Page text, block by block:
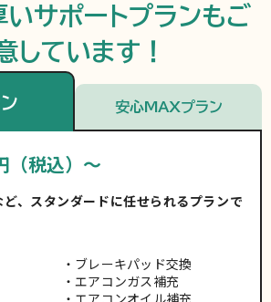
サポートプランもご
しています！
安心MAXプラン
（税込）～
、スタンダードに任せられるプランで
ブレーキパッド交換
エアコンガス補充
エアコンオイル補充